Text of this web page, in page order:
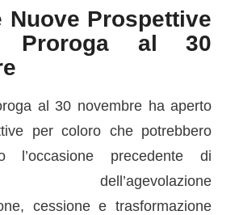
Nuove Prospettive
al 30
al 30 novembre ha aperto
per coloro che potrebbero
l’occasione precedente di
dell’agevolazione
cessione e trasformazione